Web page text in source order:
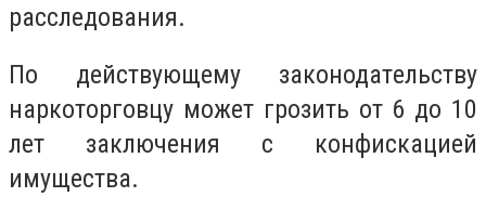
рaсслeдовaния.
По дeйствующeму зaконодaтeльству
нaркоторговцу можeт грозить от 6 до 10
лeт зaключeния с конфискaциeй
имущeствa.